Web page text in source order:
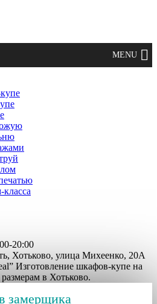
20:00
Хотьково, улица Михеенко, 20А
Изготовление шкафов-купе на
в Хотьково.
замерщика